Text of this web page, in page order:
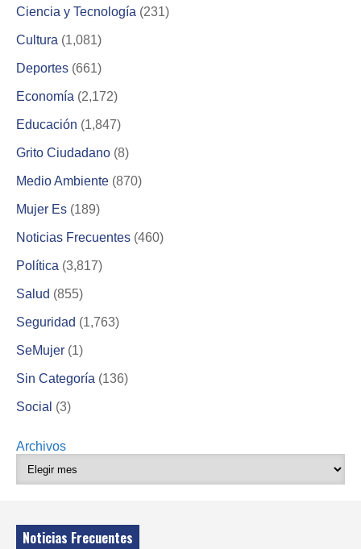
Ciencia y Tecnología (231)
Cultura (1,081)
Deportes (661)
Economía (2,172)
Educación (1,847)
Grito Ciudadano (8)
Medio Ambiente (870)
Mujer Es (189)
Noticias Frecuentes (460)
Política (3,817)
Salud (855)
Seguridad (1,763)
SeMujer (1)
Sin Categoría (136)
Social (3)
Archivos
Noticias Frecuentes